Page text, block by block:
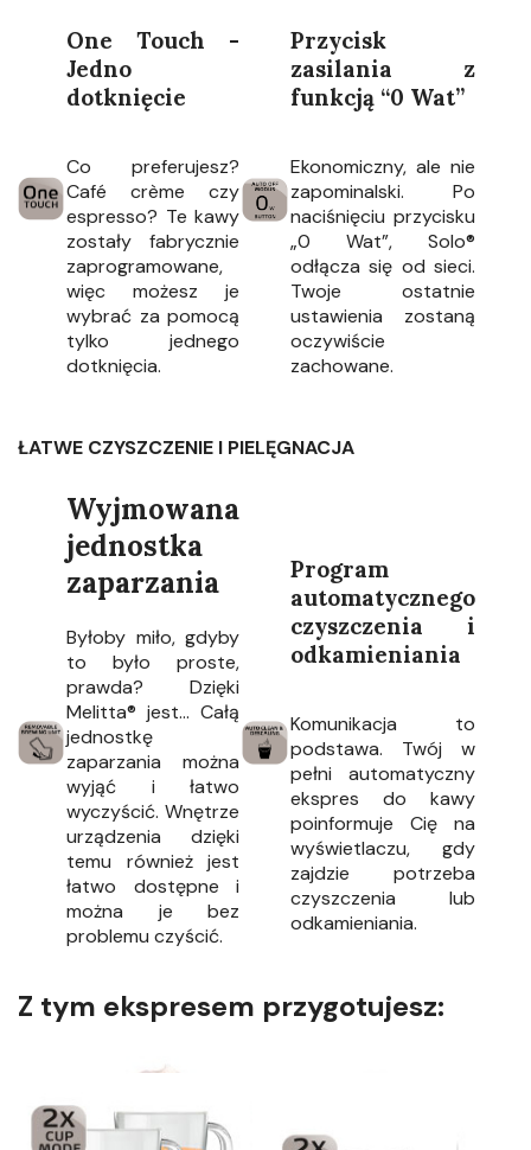
One Touch -
Jedno
dotknięcie
Co preferujesz?
Café crème czy
espresso? Te kawy
zostały fabrycznie
zaprogramowane,
więc możesz je
wybrać za pomocą
tylko jednego
dotknięcia.
Przycisk
zasilania z
funkcją “0 Wat”
Ekonomiczny, ale nie
zapominalski. Po
naciśnięciu przycisku
„0 Wat”, Solo®
odłącza się od sieci.
Twoje ostatnie
ustawienia zostaną
oczywiście
zachowane.
ŁATWE CZYSZCZENIE I PIELĘGNACJA
Wyjmowana
jednostka
zaparzania
Byłoby miło, gdyby
to było proste,
prawda? Dzięki
Melitta® jest... Całą
jednostkę
zaparzania można
wyjąć i łatwo
wyczyścić. Wnętrze
urządzenia dzięki
temu również jest
łatwo dostępne i
można je bez
problemu czyścić.
Program
automatycznego
czyszczenia i
odkamieniania
Komunikacja to
podstawa. Twój w
pełni automatyczny
ekspres do kawy
poinformuje Cię na
wyświetlaczu, gdy
zajdzie potrzeba
czyszczenia lub
odkamieniania.
Z tym ekspresem przygotujesz: